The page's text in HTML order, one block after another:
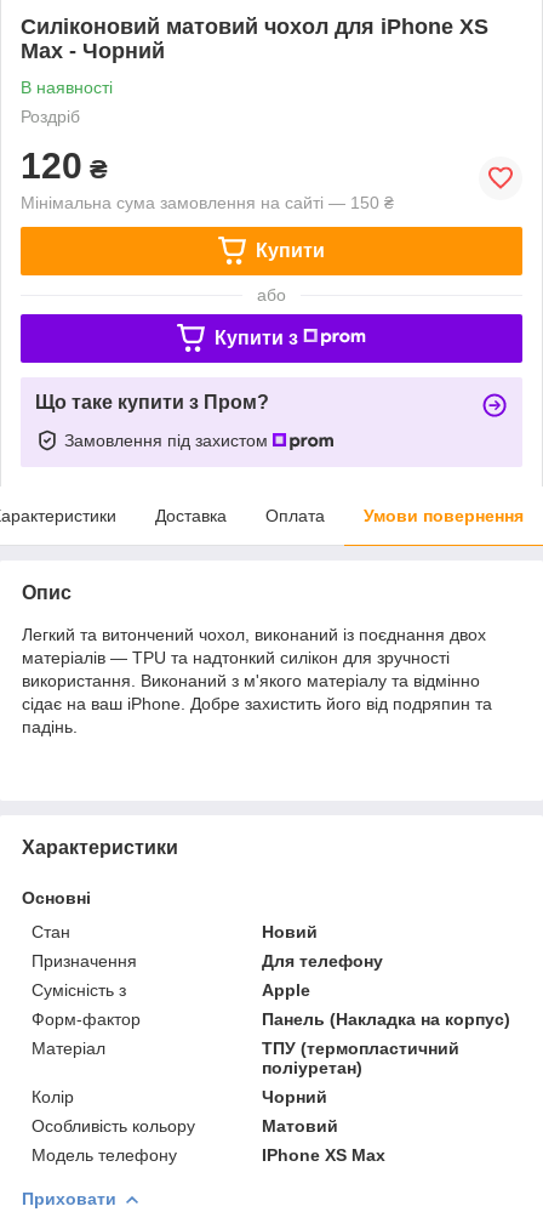
Силіконовий матовий чохол для iPhone XS
Max - Чорний
В наявності
Роздріб
120 ₴
Мінімальна сума замовлення на сайті — 150 ₴
Купити
або
Купити з
Що таке купити з Пром?
Замовлення під захистом
Доставка Оплата Умови повернення
Опис
Легкий та витончений чохол, виконаний із поєднання двох
матеріалів ― TPU та надтонкий силікон для зручності
використання. Виконаний з м'якого матеріалу та відмінно
сідає на ваш iPhone. Добре захистить його від подряпин та
падінь.
Характеристики
Основні
Стан
Новий
Призначення
Для телефону
Сумісність з
Apple
Форм-фактор
Панель (Накладка на корпус)
Матеріал
ТПУ (термопластичний
поліуретан)
Колір
Чорний
Особливість кольору
Матовий
Модель телефону
IPhone XS Max
Приховати